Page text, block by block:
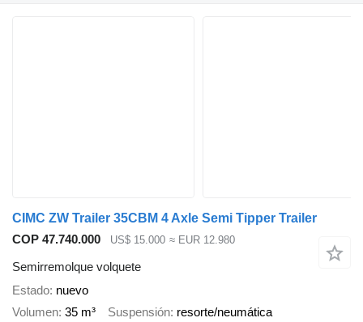
CIMC ZW Trailer 35CBM 4 Axle Semi Tipper Trailer
COP 47.740.000
US$ 15.000 ≈ EUR 12.980
Semirremolque volquete
Estado nuevo
Volumen 35 m³ Suspensión resorte/neumática